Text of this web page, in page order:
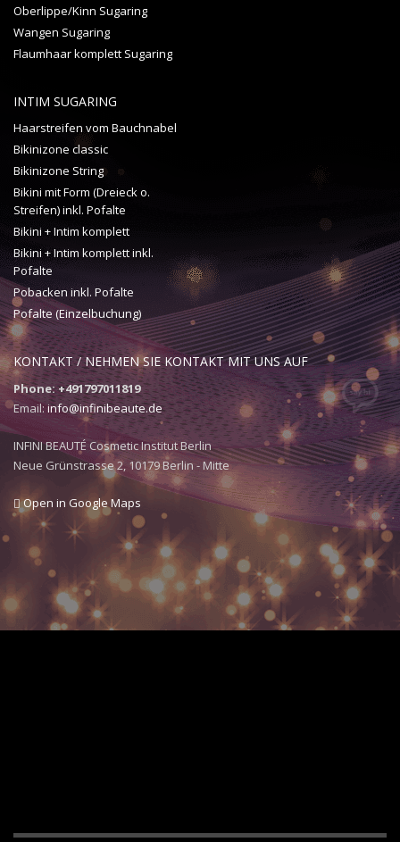
Oberlippe/Kinn Sugaring
Wangen Sugaring
Flaumhaar komplett Sugaring
INTIM SUGARING
Haarstreifen vom Bauchnabel
Bikinizone classic
Bikinizone String
Bikini mit Form (Dreieck o.
Streifen) inkl. Pofalte
Bikini + Intim komplett
Bikini + Intim komplett inkl.
Pofalte
Pobacken inkl. Pofalte
Pofalte (Einzelbuchung)
KONTAKT / NEHMEN SIE KONTAKT MIT UNS AUF
Phone: +491797011819
Email: info@infinibeaute.de
INFINI BEAUTÉ Cosmetic Institut Berlin
Neue Grünstrasse 2, 10179 Berlin - Mitte
Open in Google Maps